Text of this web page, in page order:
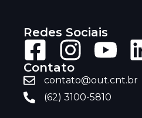
Redes Sociais
Contato
contato@out.cnt.br
(62) 3100-5810